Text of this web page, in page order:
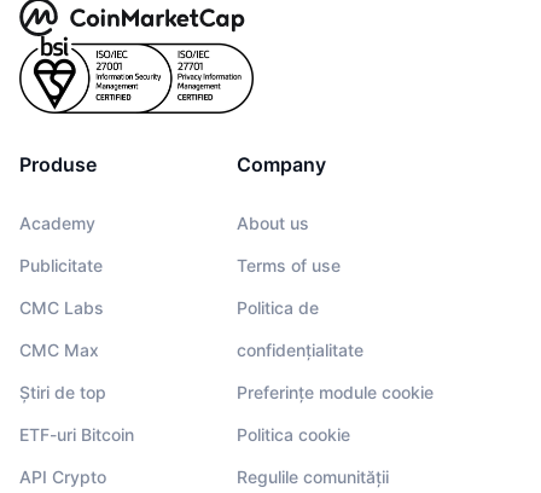
Produse
Academy
Publicitate
CMC Labs
CMC Max
Știri de top
ETF-uri Bitcoin
API Crypto
Company
About us
Terms of use
Politica de
confidențialitate
Preferințe module cookie
Politica cookie
Regulile comunității